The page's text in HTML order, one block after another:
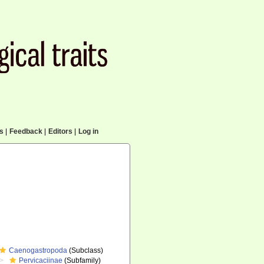
Feedback| Editors Log in
Caenogastropoda (Subclass)
Pervicaciinae (Subfamily)